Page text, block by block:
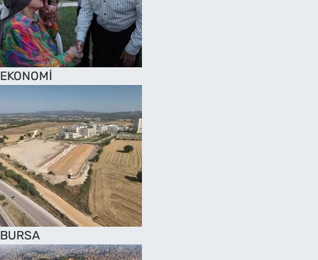
EKONOMİ
BURSA
SAĞLIK
TV REHBERİ